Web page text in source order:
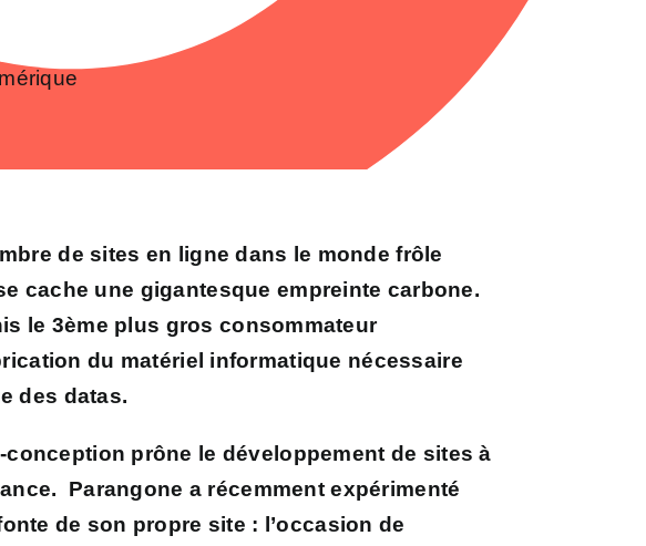
de sites en ligne dans le monde frôle
cache une gigantesque empreinte carbone.
le 3ème plus gros consommateur
du matériel informatique nécessaire
des datas.
prône le développement de sites à
Parangone a récemment expérimenté
de son propre site : l’occasion de